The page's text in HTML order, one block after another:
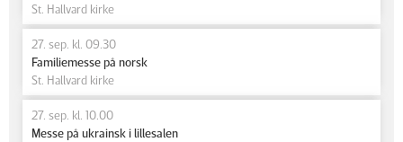
St. Hallvard kirke
27. sep. kl. 09.30
Familiemesse på norsk
St. Hallvard kirke
27. sep. kl. 10.00
Messe på ukrainsk i lillesalen